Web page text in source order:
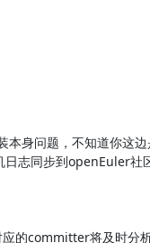
本身问题，不知道你这
日志同步到openEuler社
的committer将及时分